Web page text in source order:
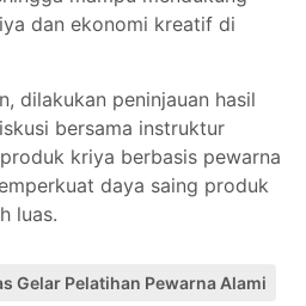
dan ekonomi kreatif di
dilakukan peninjauan hasil
bersama instruktur
kriya berbasis pewarna
daya saing produk
luas.
Gelar Pelatihan Pewarna Alami